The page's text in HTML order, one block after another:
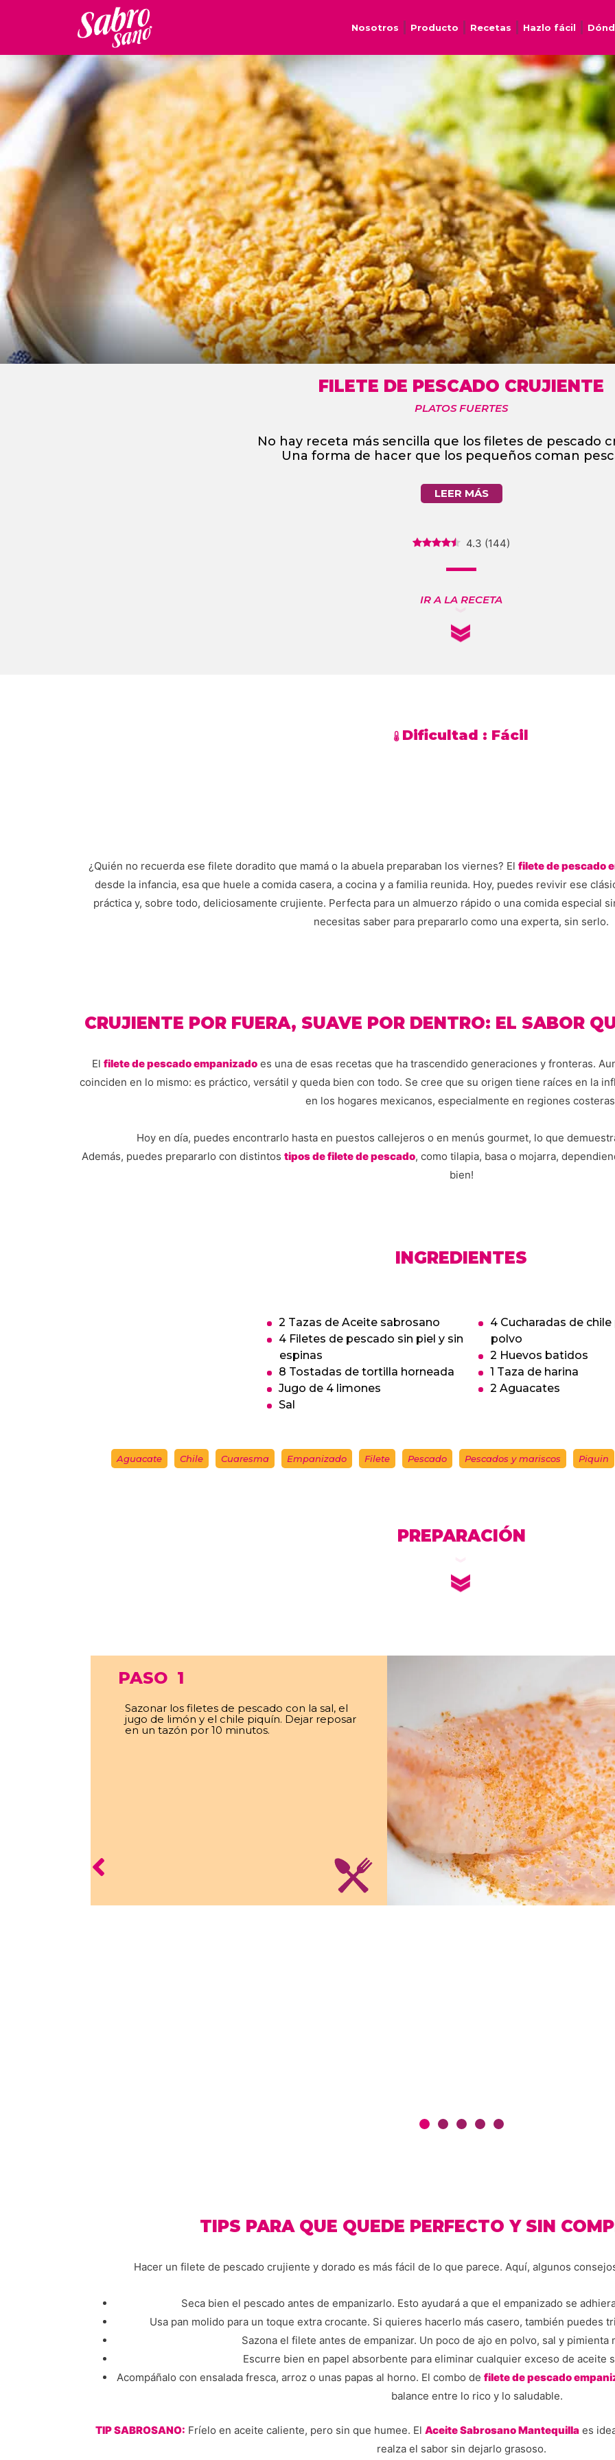
Nosotros Producto Recetas Hazlo fácil
FILETE DE PESCADO CRUJIENTE
PLATOS FUERTES
No hay receta más sencilla que los filetes de pescado
Una forma de hacer que los pequeños coman
LEER MÁS
4.3 (144)
IR A LA RECETA
Dificultad : Fácil
¿Quién no recuerda ese filete doradito que mamá o la abuela preparaban los viernes? El filete de pescado
desde la infancia, esa que huele a comida casera, a cocina y a familia reunida. Hoy, puedes revivir ese
práctica y, sobre todo, deliciosamente crujiente. Perfecta para un almuerzo rápido o una comida especial
necesitas saber para prepararlo como una experta, sin serlo.
CRUJIENTE POR FUERA, SUAVE POR DENTRO: EL SABOR
El filete de pescado empanizado es una de esas recetas que ha trascendido generaciones y fronteras.
coinciden en lo mismo: es práctico, versátil y queda bien con todo. Se cree que su origen tiene raíces en la
en los hogares mexicanos, especialmente en regiones
Hoy en día, puedes encontrarlo hasta en puestos callejeros o en menús gourmet, lo que
Además, puedes prepararlo con distintos tipos de filete de pescado, como tilapia, basa o mojarra,
bien!
INGREDIENTES
2 Tazas de Aceite sabrosano
4 Filetes de pescado sin piel y sin
espinas
8 Tostadas de tortilla horneada
Jugo de 4 limones
Sal
4 Cucharadas de chile
polvo
2 Huevos batidos
1 Taza de harina
2 Aguacates
Aguacate Chile Cuaresma Empanizado Filete Pescado Pescados y mariscos Piquin
PREPARACIÓN
PASO 1
Sazonar los filetes de pescado con la sal, el
jugo de limón y el chile piquín. Dejar reposar
en un tazón por 10 minutos.
TIPS PARA QUE QUEDE PERFECTO Y SIN
Hacer un filete de pescado crujiente y dorado es más fácil de lo que parece. Aquí, algunos
Seca bien el pescado antes de empanizarlo. Esto ayudará a que el empanizado se
Usa pan molido para un toque extra crocante. Si quieres hacerlo más casero, también puedes
Sazona el filete antes de empanizar. Un poco de ajo en polvo, sal y pimienta
Escurre bien en papel absorbente para eliminar cualquier exceso de aceite
Acompáñalo con ensalada fresca, arroz o unas papas al horno. El combo de filete de pescado
balance entre lo rico y lo saludable.
TIP SABROSANO: Fríelo en aceite caliente, pero sin que humee. El Aceite Sabrosano Mantequillaes
realza el sabor sin dejarlo grasoso.